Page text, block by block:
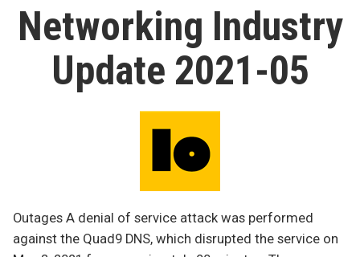
Networking Industry
Update 2021-05
Outages A denial of service attack was performed
against the Quad9 DNS, which disrupted the service on